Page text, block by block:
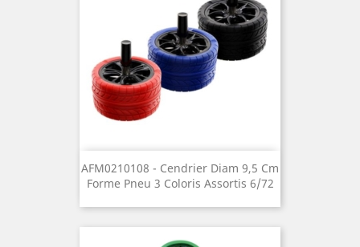
AFM0210108 - Cendrier Diam 9,5 Cm
Forme Pneu 3 Coloris Assortis 6/72